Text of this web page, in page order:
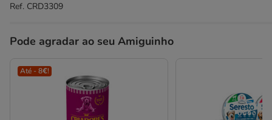
Ref. CRD3309
Pode agradar ao seu Amiguinho
Até - 8€!